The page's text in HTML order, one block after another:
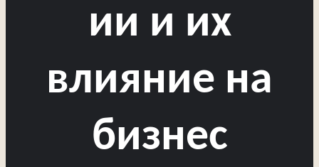
ии и их
влияние на
бизнес